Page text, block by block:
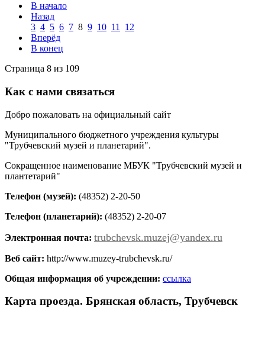
В начало
Назад
3 4 5 6 7 8 9 10 11
12
Вперёд
В конец
Страница 8 из 109
Как с нами связаться
Добро пожаловать на официальный сайт
Муниципального бюджетного учреждения культуры
"Трубчевский музей и планетарий".
Сокращенное наименование МБУК "Трубчевский музей и
плантетарий"
Телефон (музей): (48352) 2-20-50
Телефон (планетарий): (48352) 2-20-07
Электронная почта: trubchevsk.muzej@yandex.ru
Веб сайт: http://www.muzey-trubchevsk.ru/
Общая информация об учреждении: ссылка
Карта проезда. Брянская область, Трубчевск